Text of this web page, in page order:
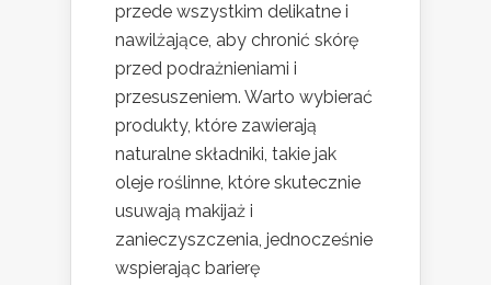
przede wszystkim delikatne i
nawilżające, aby chronić skórę
przed podrażnieniami i
przesuszeniem. Warto wybierać
produkty, które zawierają
naturalne składniki, takie jak
oleje roślinne, które skutecznie
usuwają makijaż i
zanieczyszczenia, jednocześnie
wspierając barierę